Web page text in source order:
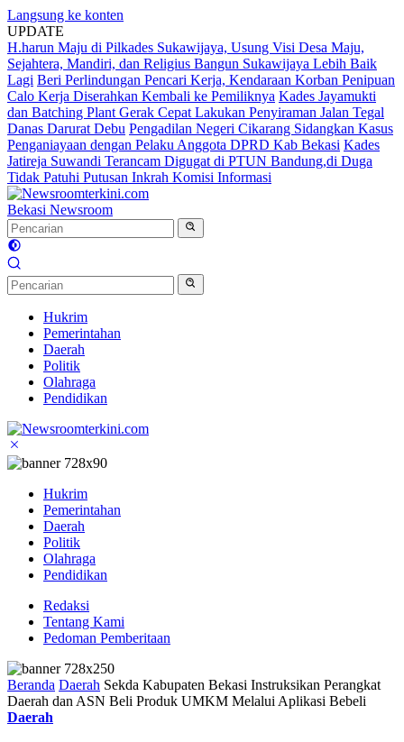
Langsung ke konten
UPDATE
H.harun Maju di Pilkades Sukawijaya, Usung Visi Desa Maju,
Sejahtera, Mandiri, dan Religius Bangun Sukawijaya Lebih Baik
Lagi Beri Perlindungan Pencari Kerja, Kendaraan Korban Penipuan
Calo Kerja Diserahkan Kembali ke Pemiliknya Kades Jayamukti
dan Batching Plant Gerak Cepat Lakukan Penyiraman Jalan Tegal
Danas Darurat Debu Pengadilan Negeri Cikarang Sidangkan Kasus
Penganiayaan dengan Pelaku Anggota DPRD Kab Bekasi Kades
Jatireja Suwandi Terancam Digugat di PTUN Bandung,di Duga
Tidak Patuhi Putusan Inkrah Komisi Informasi
Bekasi Newsroom
Hukrim
Pemerintahan
Daerah
Politik
Olahraga
Pendidikan
Hukrim
Pemerintahan
Daerah
Politik
Olahraga
Pendidikan
Redaksi
Tentang Kami
Pedoman Pemberitaan
Beranda Daerah Sekda Kabupaten Bekasi Instruksikan Perangkat
Daerah dan ASN Beli Produk UMKM Melalui Aplikasi Bebeli
Daerah